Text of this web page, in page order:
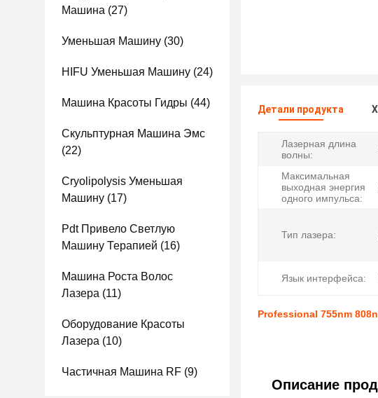
Машина (27)
Уменьшая Машину (30)
HIFU Уменьшая Машину (24)
Машина Красоты Гидры (44)
Скульптурная Машина Эмс
(22)
Cryolipolysis Уменьшая
Машину (17)
Pdt Привело Светлую
Машину Терапией (16)
Машина Роста Волос
Лазера (11)
Оборудование Красоты
Лазера (10)
Частичная Машина RF (9)
Детали продукта
Лазерная длина
волны:
Максимальная
выходная энергия
одного импульса:
Тип лазера:
Язык интерфейса:
Professional 755nm
Описание